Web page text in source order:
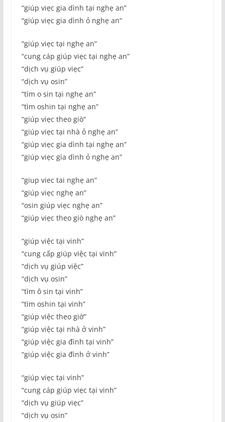
“giúp viẹc gia dình tại nghẹ an”
“giúp viẹc gia dình ỏ nghẹ an”
“giúp viẹc tại nghẹ an”
“cung cáp giúp viẹc tại nghẹ an”
“dịch vụ giúp viẹc”
“dịch vụ osin”
“tìm o sin tại nghẹ an”
“tìm oshin tại nghẹ an”
“giúp viẹc theo giò”
“giúp viẹc tại nhà ỏ nghẹ an”
“giúp viẹc gia dình tại nghẹ an”
“giúp viẹc gia dình ỏ nghẹ an”
“giup viec tai nghẹ an”
“giúp viẹc nghẹ an”
“osin giúp viẹc nghẹ an”
“giúp viẹc theo giò nghẹ an”
“giúp việc tại vinh”
“cung cấp giúp việc tại vinh”
“dịch vụ giúp việc”
“dịch vụ osin”
“tìm ô sin tại vinh”
“tìm oshin tại vinh”
“giúp việc theo giờ”
“giúp việc tại nhà ở vinh”
“giúp việc gia đình tại vinh”
“giúp việc gia đình ở vinh”
“giúp viẹc tại vinh”
“cung cáp giúp viẹc tại vinh”
“dịch vụ giúp viẹc”
“dịch vụ osin”